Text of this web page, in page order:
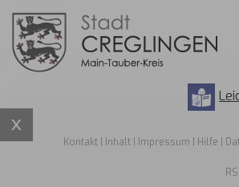
Kontakt| Inhalt| Impressum Hilfe